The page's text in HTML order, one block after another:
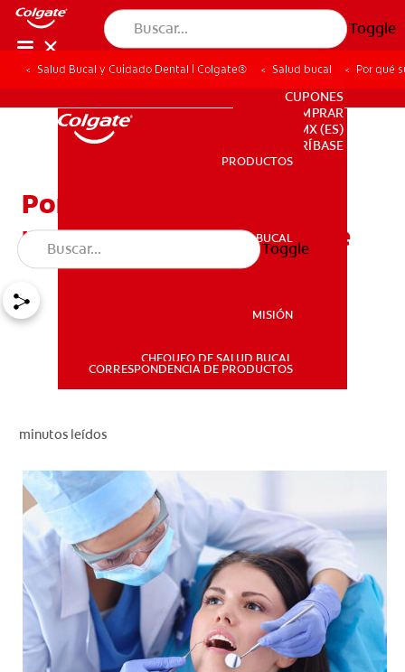
Toggle
PRODUCTOS
SALUD BUCAL
PARA PROFESIONALES
CUPONES
DONDE COMPRAR
MX (ES)
PARA PROFESIONALES
CUPONES
DONDE COMPRAR
MX (ES)
SUSCRÍBASE
PRODUCTOS
SALUD BUCAL
MISIÓN
CHEQUEO DE SALUD BUCAL
CORRESPONDENCIA DE PRODUCTOS
Toggle
Salud Bucal y Cuidado Dental | Colgate® Salud bucal Por qué
Por qué su dentista
recomienda un detartraje
minutos leídos